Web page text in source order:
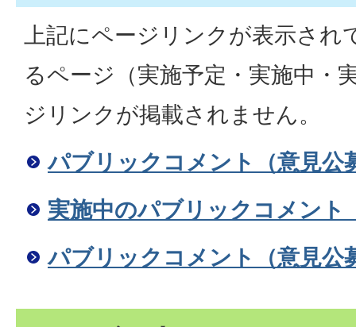
上記にページリンクが表示され
るページ（実施予定・実施中・
ジリンクが掲載されません。
パブリックコメント（意見公
実施中のパブリックコメント
パブリックコメント（意見公